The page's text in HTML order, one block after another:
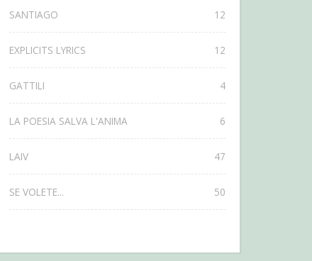
SANTIAGO 12
EXPLICITS LYRICS 12
GATTILI 4
LA POESIA SALVA L'ANIMA 6
LAIV 47
SE VOLETE... 50